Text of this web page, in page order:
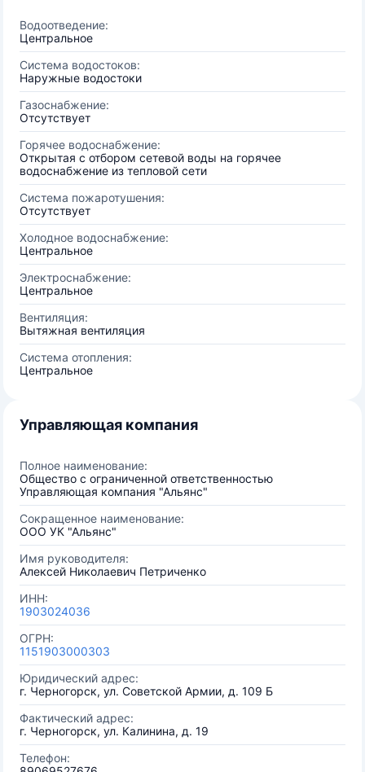
Водоотведение:
Центральное
Система водостоков:
Наружные водостоки
Газоснабжение:
Отсутствует
Горячее водоснабжение:
Открытая с отбором сетевой воды на горячее
водоснабжение из тепловой сети
Система пожаротушения:
Отсутствует
Холодное водоснабжение:
Центральное
Электроснабжение:
Центральное
Вентиляция:
Вытяжная вентиляция
Система отопления:
Центральное
Управляющая компания
Полное наименование:
Общество с ограниченной ответственностью
Управляющая компания "Альянс"
Сокращенное наименование:
ООО УК "Альянс"
Имя руководителя:
Алексей Николаевич Петриченко
ИНН:
1903024036
ОГРН:
1151903000303
Юридический адрес:
г. Черногорск, ул. Советской Армии, д. 109 Б
Фактический адрес:
г. Черногорск, ул. Калинина, д. 19
Телефон: